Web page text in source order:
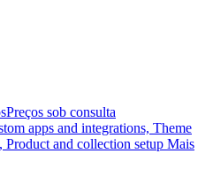
Preços sob consulta
apps and integrations, Theme
and collection setup Mais